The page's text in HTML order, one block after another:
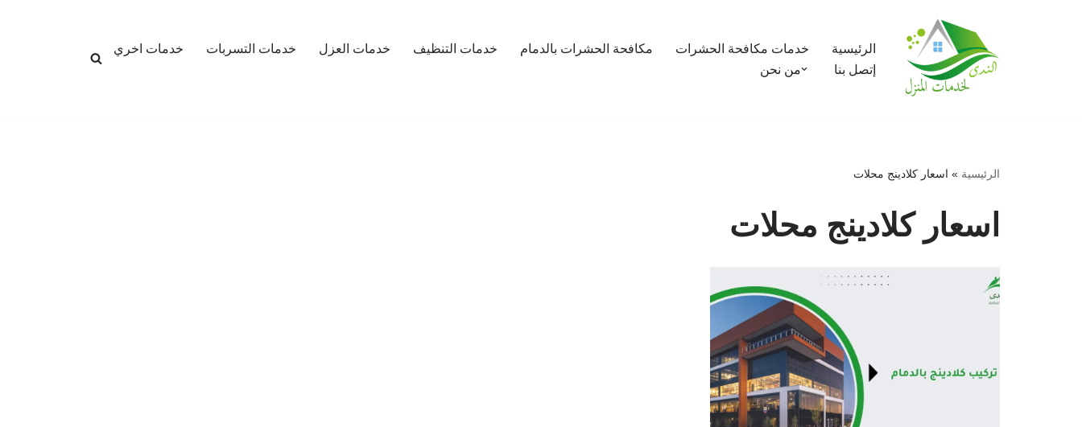
الرئيسية خدمات مكافحة الحشرات مكافحة الحشرات بالدمام خدمات التنظيف خدمات العزل خدمات التسربات
خدمات اخري
إتصل بنا
من نحن
الرئيسية » اسعار كلادينج محلات
اسعار كلادينج محلات